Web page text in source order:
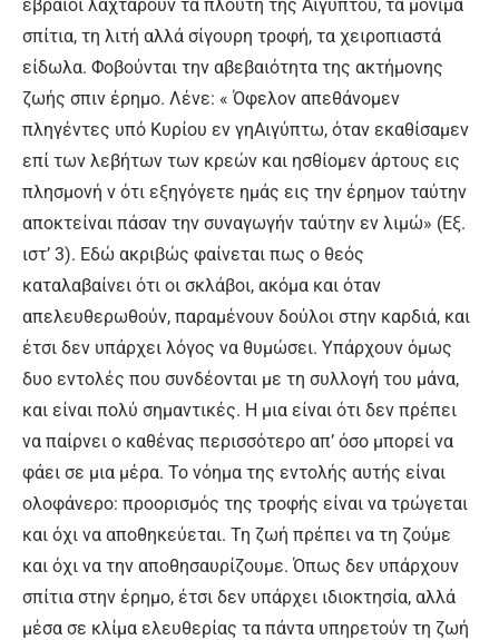
εβραίοι λαχταρούν τα πλούτη της Αιγύπτου, τα μόνιμα
σπίτια, τη λιτή αλλά σίγουρη τροφή, τα χειροπιαστά
είδωλα. Φοβούνται την αβεβαιότητα της ακτήμονης
ζωής σπιν έρημο. Λένε: « Όφελον απεθάνομεν
πληγέντες υπό Κυρίου εν γηΑιγύπτω, όταν εκαθίσαμεν
επί των λεβήτων των κρεών και ησθίομεν άρτους εις
πλησμονή ν ότι εξηγόγετε ημάς εις την έρημον ταύτην
αποκτείναι πάσαν την συναγωγήν ταύτην εν λιμώ» (Εξ.
ιστ’ 3). Εδώ ακριβώς φαίνεται πως ο θεός
καταλαβαίνει ότι οι σκλάβοι, ακόμα και όταν
απελευθερωθούν, παραμένουν δούλοι στην καρδιά, και
έτσι δεν υπάρχει λόγος να θυμώσει. Υπάρχουν όμως
δυο εντολές που συνδέονται με τη συλλογή του μάνα,
και είναι πολύ σημαντικές. Η μια είναι ότι δεν πρέπει
να παίρνει ο καθένας περισσότερο απ’ όσο μπορεί να
φάει σε μια μέρα. Το νόημα της εντολής αυτής είναι
ολοφάνερο: προορισμός της τροφής είναι να τρώγεται
και όχι να αποθηκεύεται. Τη ζωή πρέπει να τη ζούμε
και όχι να την αποθησαυρίζουμε. Όπως δεν υπάρχουν
σπίτια στην έρημο, έτσι δεν υπάρχει ιδιοκτησία, αλλά
μέσα σε κλίμα ελευθερίας τα πάντα υπηρετούν τη ζωή